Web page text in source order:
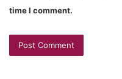
time I comment.